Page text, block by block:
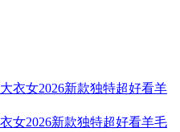
女2026新款独特超好看羊毛